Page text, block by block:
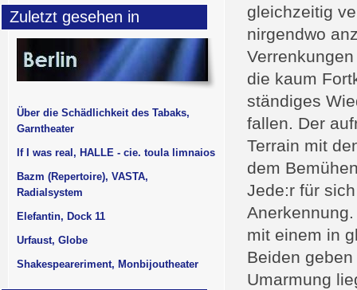
gleichzeitig
nirgendwo
die kaum
ständiges
fallen. Der
Terrain mit
dem
Jede:r für
mit einem in
Beiden
Umarmung
Zuletzt gesehen in
Über die Schädlichkeit des Tabaks,
Garntheater
If I was real, HALLE - cie. toula limnaios
Bazm (Repertoire), VASTA,
Radialsystem
Elefantin, Dock 11
Urfaust, Globe
Shakespeareriment, Monbijoutheater